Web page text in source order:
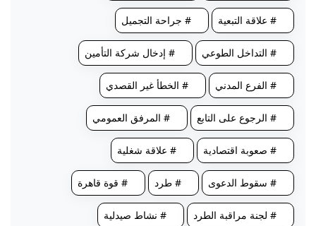
# علاقة التبعية # جراحة التجميل
# التداخل الطوعي # إدخال شركة التأمين
# الفرع المدني # الخطأ غير القصدي
# الرجوع على التابع # المرفق العمومي
# صعوبة اقتصادية # علاقة شغلية
# سقوط الدعوى # طرد # قوة قاهرة
# لجنة مراقبة الطرد # نشاط صيدلية